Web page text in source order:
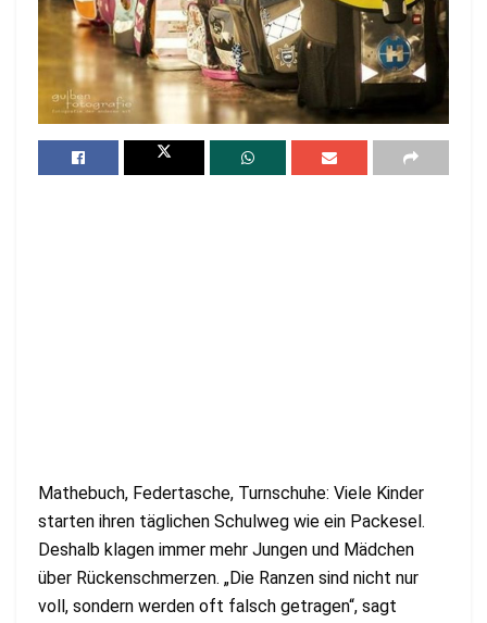
Mathebuch, Federtasche, Turnschuhe: Viele Kinder
starten ihren täglichen Schulweg wie ein Packesel.
Deshalb klagen immer mehr Jungen und Mädchen
über Rückenschmerzen. „Die Ranzen sind nicht nur
voll, sondern werden oft falsch getragen“, sagt